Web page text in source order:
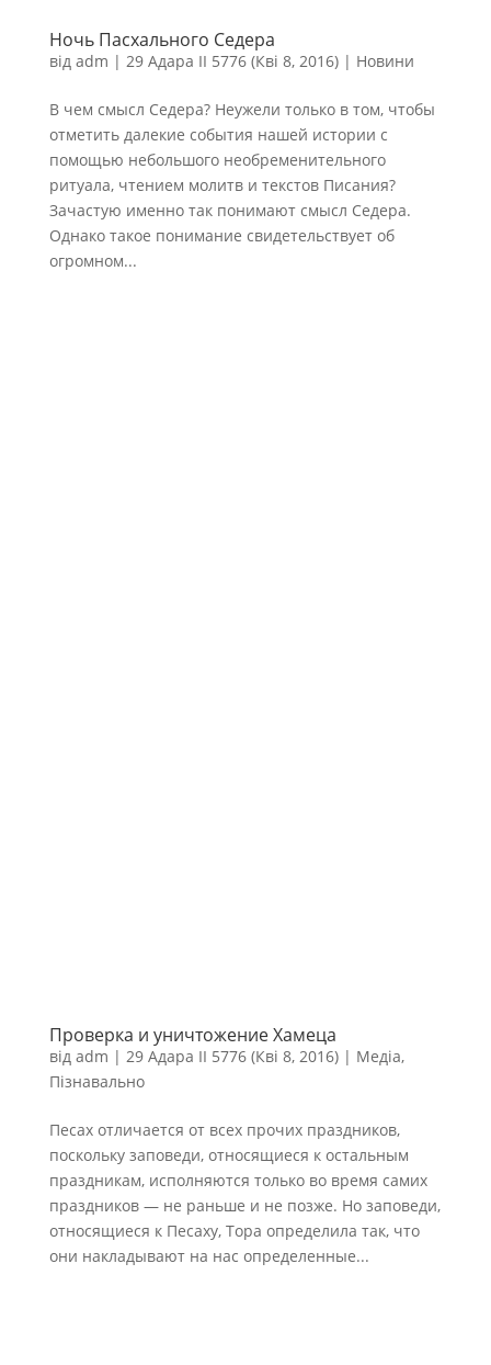
Ночь Пасхального Седера
від adm | 29 Адара II 5776 (Кві 8, 2016)| Новини
В чем смысл Седера? Неужели только в том, чтобы
отметить далекие события нашей истории с
помощью небольшого необременительного
ритуала, чтением молитв и текстов Писания?
Зачастую именно так понимают смысл Седера.
Однако такое понимание свидетельствует об
огромном...
Проверка и уничтожение Хамеца
від adm | 29 Адара II 5776 (Кві 8, 2016)| Медіа,
Пізнавально
Песах отличается от всех прочих праздников,
поскольку заповеди, относящиеся к остальным
праздникам, исполняются только во время самих
праздников — не раньше и не позже. Но заповеди,
относящиеся к Песаху, Тора определила так, что
они накладывают на нас определенные...